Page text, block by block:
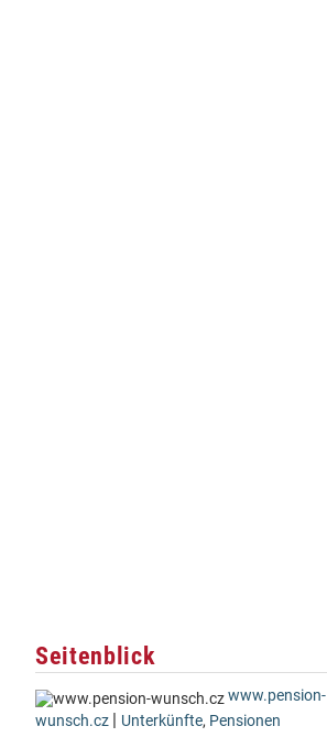
Seitenblick
www.pension-
wunsch.cz | Unterkünfte, Pensionen